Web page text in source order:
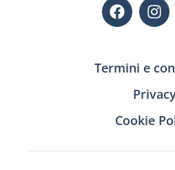
Termini e
Cookie